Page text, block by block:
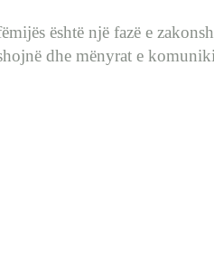
është një fazë e
dhe mënyrat e